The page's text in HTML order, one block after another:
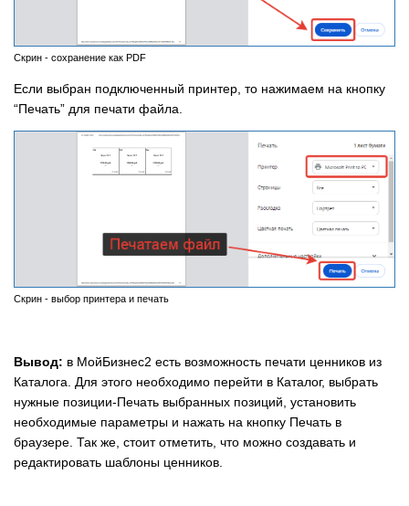
Скрин - сохранение как PDF
Если выбран подключенный принтер, то нажимаем на кнопку
“Печать” для печати файла.
Скрин - выбор принтера и печать
Вывод: в МойБизнес2 есть возможность печати ценников из
Каталога. Для этого необходимо перейти в Каталог, выбрать
нужные позиции-Печать выбранных позиций, установить
необходимые параметры и нажать на кнопку Печать в
браузере. Так же, стоит отметить, что можно создавать и
редактировать шаблоны ценников.